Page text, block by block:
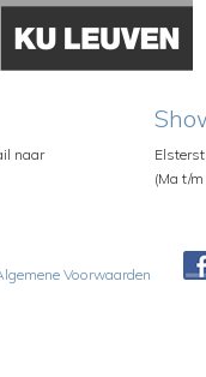
naar
(Ma t/
Voorwaarden